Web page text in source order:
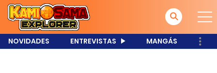
NOVIDADES ENTREVISTAS MANGÁS